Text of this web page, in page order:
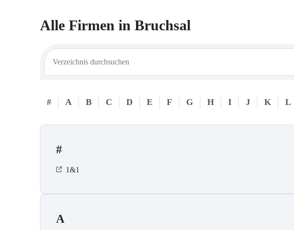
Alle Firmen in Bruchsal
# A B C D E F G H I J K L
#
1&1
A